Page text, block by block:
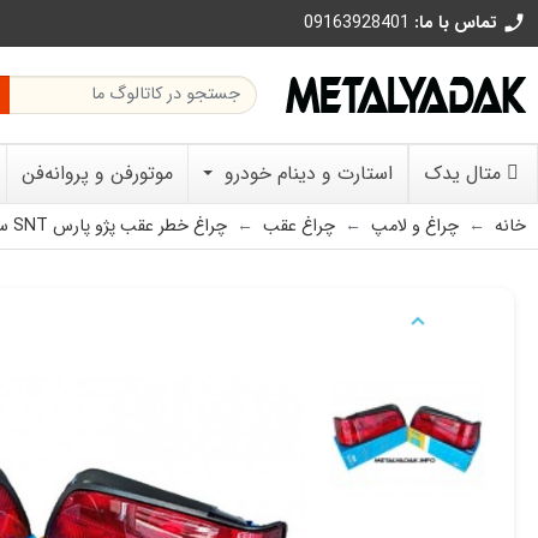
call تماس با ما: 09163928401
متال یدک استارت و دینام خودرو موتورفن و پروانه‌فن
خانه چراغ و لامپ چراغ عقب چراغ خطر عقب پژو پارس SNT سمت چپ و سمت راست
